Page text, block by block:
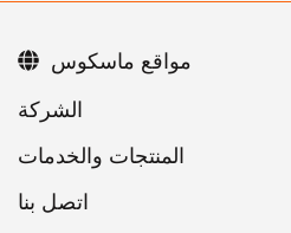
اتصل بنا
مواقع ماسكوس